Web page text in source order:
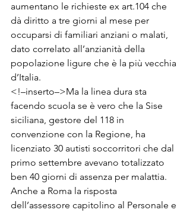
aumentano le richieste ex art.104 che
dà diritto a tre giorni al mese per
occuparsi di familiari anziani o malati,
dato correlato all’anzianità della
popolazione ligure che è la più vecchia
d’Italia.
<!–inserto–>Ma la linea dura sta
facendo scuola se è vero che la Sise
siciliana, gestore del 118 in
convenzione con la Regione, ha
licenziato 30 autisti soccorritori che dal
primo settembre avevano totalizzato
ben 40 giorni di assenza per malattia.
Anche a Roma la risposta
dell’assessore capitolino al Personale e